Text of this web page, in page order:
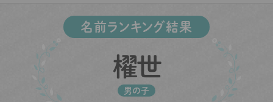
名前ランキング結果
櫂世
男の子